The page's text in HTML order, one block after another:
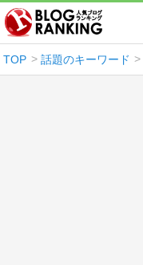
TOP 話題のキーワード